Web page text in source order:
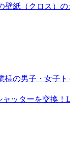
壁紙（クロス）
様の男子・女子
ャッターを交換